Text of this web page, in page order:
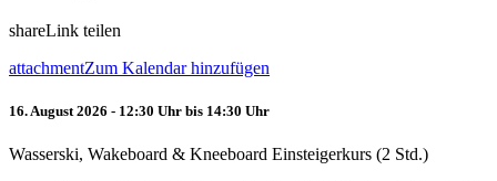
shareLink teilen
attachmentZum Kalendar hinzufügen
16. August 2026 - 12:30 Uhr bis 14:30 Uhr
Wasserski, Wakeboard & Kneeboard Einsteigerkurs (2 Std.)